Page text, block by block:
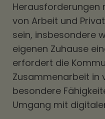
Herausforderungen
von Arbeit und
sein, insbesondere
eigenen Zuhause
erfordert die
Zusammenarbeit in
besondere
Umgang mit